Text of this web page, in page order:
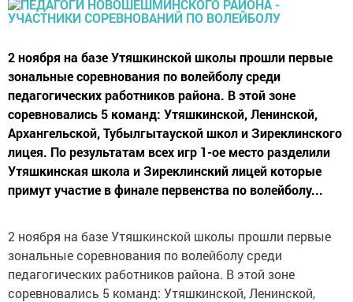
2 ноября на базе Утяшкинской школы прошли первые
зональные соревнования по волейболу среди
педагогических работников района. В этой зоне
соревновались 5 команд: Утяшкинской, Ленинской,
Архангельской, Тубылгытауской школ и Зиреклинского
лицея. По результатам всех игр 1-ое место разделили
Утяшкинская школа и Зиреклинский лицей которые
примут участие в финале первенства по волейболу...
2 ноября на базе Утяшкинской школы прошли первые
зональные соревнования по волейболу среди
педагогических работников района. В этой зоне
соревновались 5 команд: Утяшкинской, Ленинской,